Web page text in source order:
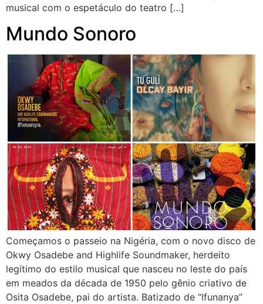
musical com o espetáculo do teatro […]
Mundo Sonoro
Começamos o passeio na Nigéria, com o novo disco de
Okwy Osadebe and Highlife Soundmaker, herdeito
legítimo do estilo musical que nasceu no leste do país
em meados da década de 1950 pelo gênio criativo de
Osita Osadebe, pai do artista. Batizado de “Ifunanya”